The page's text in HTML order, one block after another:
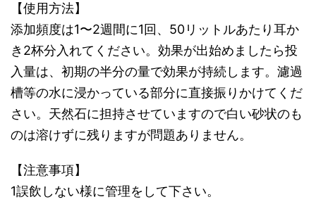
【使用方法】
添加頻度は1〜2週間に1回、50リットルあたり耳か
き2杯分入れてください。効果が出始めましたら投
入量は、初期の半分の量で効果が持続します。濾過
槽等の水に浸かっている部分に直接振りかけてくだ
さい。天然石に担持させていますので白い砂状のも
のは溶けずに残りますが問題ありません。
【注意事項】
1誤飲しない様に管理をして下さい。